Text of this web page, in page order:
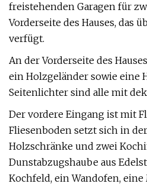
freistehenden Garagen für
Vorderseite des Hauses, das
verfügt.
An der Vorderseite des
ein Holzgeländer sowie eine
Seitenlichter sind alle mit
Der vordere Eingang ist mit
Fliesenboden setzt sich in
Holzschränke und zwei
Dunstabzugshaube aus
Kochfeld, ein Wandofen,